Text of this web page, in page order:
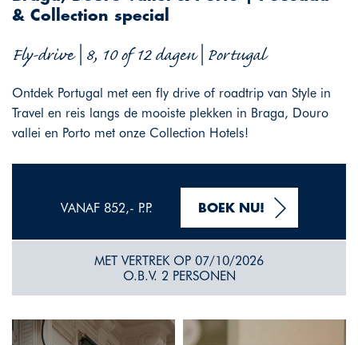
& Collection special
Fly-drive | 8, 10 of 12 dagen | Portugal
Ontdek Portugal met een fly drive of roadtrip van Style in
Travel en reis langs de mooiste plekken in Braga, Douro
vallei en Porto met onze Collection Hotels!
VANAF 852,- P.P. BOEK NU!
MET VERTREK OP 07/10/2026
O.B.V. 2 PERSONEN